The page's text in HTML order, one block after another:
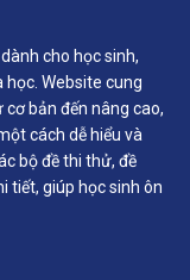
cho học sinh,
Website cung
bản đến nâng cao,
cách dễ hiểu và
bộ đề thi thử, đề
tiết, giúp học sinh ôn